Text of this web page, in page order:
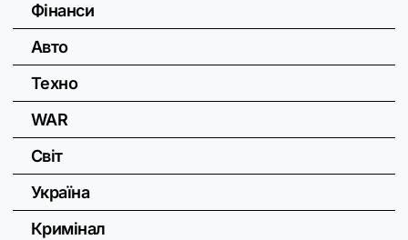
Фінанси
Авто
Техно
WAR
Світ
Україна
Кримінал